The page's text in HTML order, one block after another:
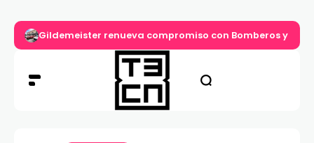
Disfraces, legos y Bluey: las búsquedas que dominan el